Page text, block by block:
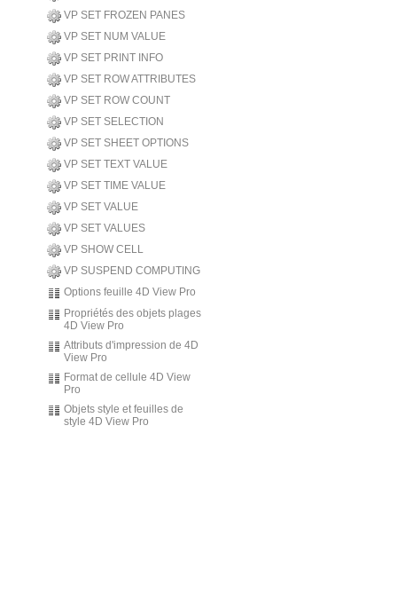
VP SET FROZEN PANES
VP SET NUM VALUE
VP SET PRINT INFO
VP SET ROW ATTRIBUTES
VP SET ROW COUNT
VP SET SELECTION
VP SET SHEET OPTIONS
VP SET TEXT VALUE
VP SET TIME VALUE
VP SET VALUE
VP SET VALUES
VP SHOW CELL
VP SUSPEND COMPUTING
Options feuille 4D View Pro
Propriétés des objets plages
4D View Pro
Attributs d'impression de 4D
View Pro
Format de cellule 4D View
Pro
Objets style et feuilles de
style 4D View Pro